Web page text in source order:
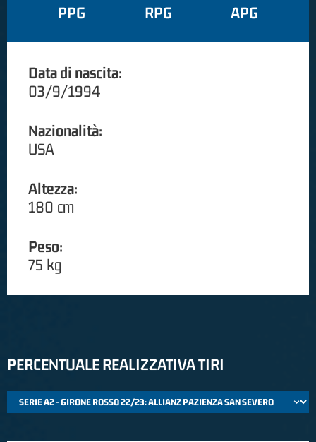
PPG RPG APG
Data di nascita:
03/9/1994
Nazionalità:
USA
Altezza:
180 cm
Peso:
75 kg
PERCENTUALE REALIZZATIVA TIRI